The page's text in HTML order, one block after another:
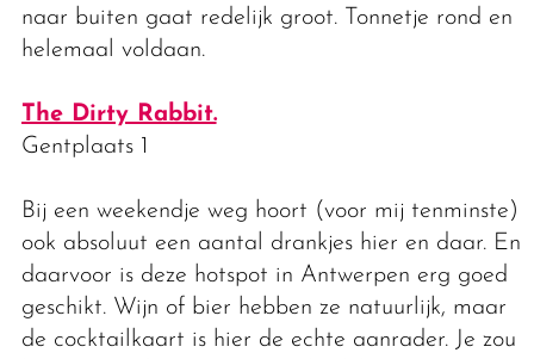
naar buiten gaat redelijk groot. Tonnetje rond en
helemaal voldaan.
The Dirty Rabbit.
Gentplaats 1
Bij een weekendje weg hoort (voor mij tenminste)
ook absoluut een aantal drankjes hier en daar. En
daarvoor is deze hotspot in Antwerpen erg goed
geschikt. Wijn of bier hebben ze natuurlijk, maar
de cocktailkaart is hier de echte aanrader. Je zou